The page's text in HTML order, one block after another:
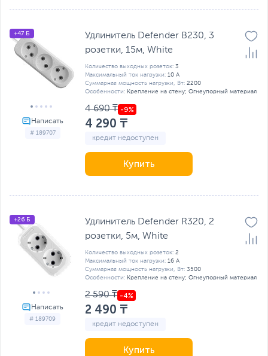
# 189707
+47 Б
Удлинитель Defender B230, 3
розетки, 15м, White
Количество выходных розеток: 3
Максимальный ток нагрузки: 10 А
Суммарная мощность нагрузки, Вт: 2200
Особенности: Крепление на стену; Огнеупорный материал
4 690 ₸
4 290 ₸
кредит недоступен
Купить
# 189709
+26 Б
Удлинитель Defender R320, 2
розетки, 5м, White
Количество выходных розеток: 2
Максимальный ток нагрузки: 16 А
Суммарная мощность нагрузки, Вт: 3500
Особенности: Крепление на стену; Огнеупорный материал
2 590 ₸
2 490 ₸
кредит недоступен
Купить